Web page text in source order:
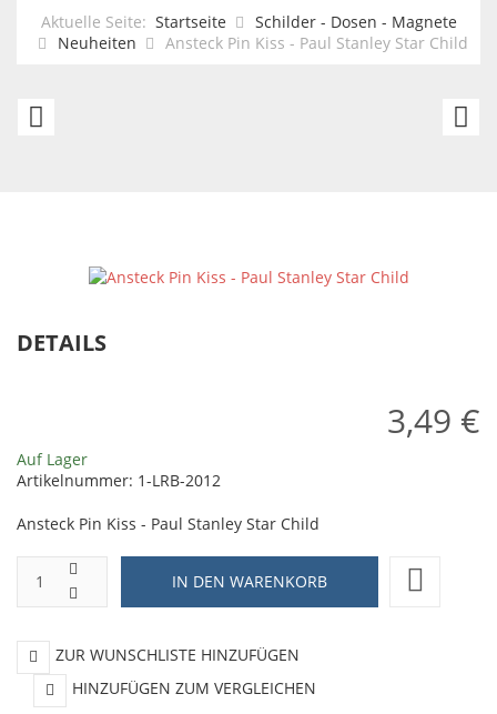
Aktuelle Seite: Startseite
Schilder - Dosen - Magnete
Neuheiten
Ansteck Pin Kiss - Paul Stanley Star Child
Criss
Catman
DETAILS
3,49 €
Auf Lager
Artikelnummer: 1-LRB-2012
Ansteck Pin Kiss - Paul Stanley Star Child
ZUR WUNSCHLISTE HINZUFÜGEN
HINZUFÜGEN ZUM VERGLEICHEN